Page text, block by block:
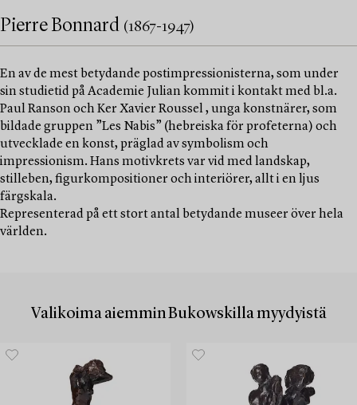
Pierre Bonnard (1867-1947)
En av de mest betydande postimpressionisterna, som under
sin studietid på Academie Julian kommit i kontakt med bl.a.
Paul Ranson och Ker Xavier Roussel , unga konstnärer, som
bildade gruppen ”Les Nabis” (hebreiska för profeterna) och
utvecklade en konst, präglad av symbolism och
impressionism. Hans motivkrets var vid med landskap,
stilleben, figurkompositioner och interiörer, allt i en ljus
färgskala.
Representerad på ett stort antal betydande museer över hela
världen.
Valikoima aiemmin Bukowskilla myydyistä